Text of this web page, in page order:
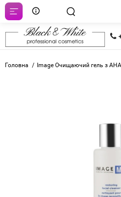
Головна Image Очищаючий гель з